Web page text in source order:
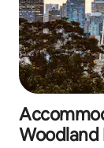
Woodland